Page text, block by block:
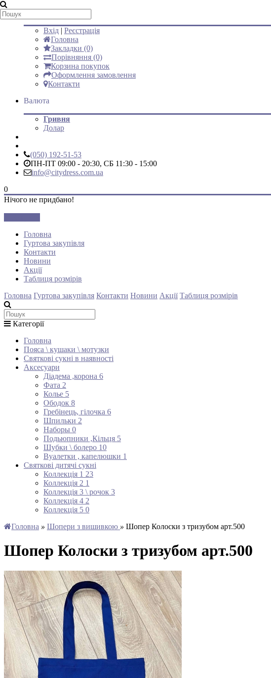
Мій аккаунт
Вхід | Реєстрація
Головна
Закладки (0)
Порівняння (0)
Корзина покупок
Оформлення замовлення
Контакти
Валюта
Гривня
Долар
(050) 192-51-53
ПН-ПТ 09:00 - 20:30, СБ 11:30 - 15:00
info@citydress.com.ua
0
Нічого не придбано!
Головна
Гуртова закупівля
Контакти
Новини
Акції
Таблиця розмірів
Головна Гуртова закупівля Контакти Новини Акції Таблиця розмірів
Категорії
Головна
Пояса \ кушаки \ мотузки
Святкові сукні в наявності
Аксесуари
Діадема ,корона 6
Фата 2
Колье 5
Ободок 8
Гребінець, гілочка 6
Шпильки 2
Наборы 0
Подьюпники ,Кільця 5
Шубки \ болеро 10
Вуалетки , капелюшки 1
Святкові дитячі сукні
Коллекція 1 23
Коллекція 2 1
Коллекція 3 \ рочок 3
Коллекція 4 2
Коллекція 5 0
Головна » Шопери з вишивкою » Шопер Колоски з тризубом арт.500
Шопер Колоски з тризубом арт.500